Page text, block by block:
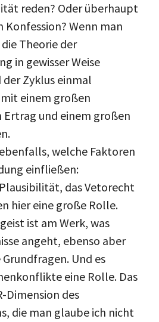
reden? Oder überhaupt
Wenn man
Theorie der
in gewisser Weise
Zyklus einmal
einem großen
Ertrag und einem großen
welche Faktoren
einfließen:
das Vetorecht
hier eine große Rolle.
ist am Werk, was
angeht, ebenso aber
Und es
eine Rolle. Das
Dimension des
die man glaube ich nicht